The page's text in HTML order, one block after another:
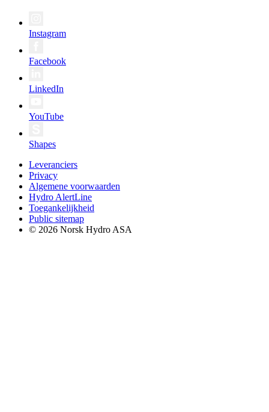
Instagram
Facebook
LinkedIn
YouTube
Shapes
Leveranciers
Privacy
Algemene voorwaarden
Hydro AlertLine
Toegankelijkheid
Public sitemap
© 2026 Norsk Hydro ASA